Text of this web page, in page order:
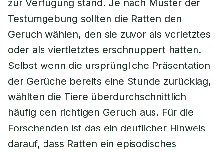
zur Verfügung stand. Je nach Muster der
Testumgebung sollten die Ratten den
Geruch wählen, den sie zuvor als vorletztes
oder als viertletztes erschnuppert hatten.
Selbst wenn die ursprüngliche Präsentation
der Gerüche bereits eine Stunde zurücklag,
wählten die Tiere überdurchschnittlich
häufig den richtigen Geruch aus. Für die
Forschenden ist das ein deutlicher Hinweis
darauf, dass Ratten ein episodisches